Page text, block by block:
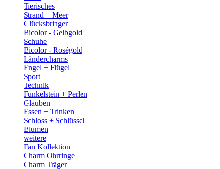
Tierisches
Strand + Meer
Glücksbringer
Bicolor - Gelbgold
Schuhe
Bicolor - Roségold
Ländercharms
Engel + Flügel
Sport
Technik
Funkelstein + Perlen
Glauben
Essen + Trinken
Schloss + Schlüssel
Blumen
weitere
Fan Kollektion
Charm Ohrringe
Charm Träger